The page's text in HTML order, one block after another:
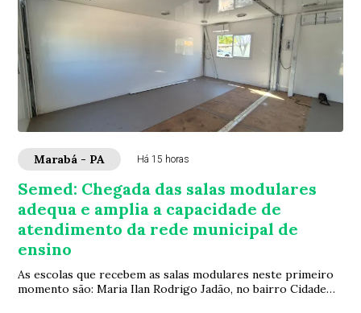
Marabá - PA Há 15 horas
Semed: Chegada das salas modulares
adequa e amplia a capacidade de
atendimento da rede municipal de
ensino
As escolas que recebem as salas modulares neste primeiro
momento são: Maria Ilan Rodrigo Jadão, no bairro Cidade